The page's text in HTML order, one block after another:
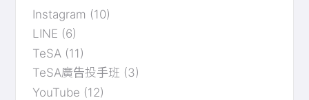
Instagram (10)
LINE (6)
TeSA (11)
TeSA廣告投手班 (3)
YouTube (12)